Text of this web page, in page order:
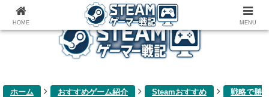
ゲーム関連雑記ブログ
ホーム おすすめゲーム紹介 Steamおすすめ
戦略で勝
HOME MENU